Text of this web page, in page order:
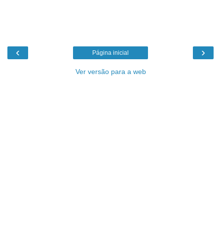
‹ ›
Página inicial
Ver versão para a web